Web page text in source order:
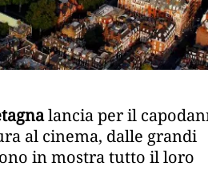
lancia per il
al cinema, dalle grandi
in mostra tutto il loro